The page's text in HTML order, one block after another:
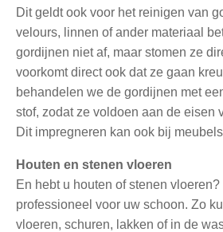
Dit geldt ook voor het reinigen van
velours, linnen of ander materiaal
gordijnen niet af, maar stomen ze
voorkomt direct ook dat ze gaan
behandelen we de gordijnen met
stof, zodat ze voldoen aan de eisen
Dit impregneren kan ook bij
Houten en stenen vloeren
En hebt u houten of stenen
professioneel voor uw schoon. Zo
vloeren, schuren, lakken of in de